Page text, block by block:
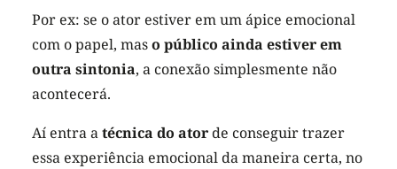
Por ex: se o ator estiver em um ápice emocional
com o papel, maso público ainda estiver em
outra sintonia, a conexão simplesmente não
acontecerá.
Aí entra atécnica do atorde conseguir trazer
essa experiência emocional da maneira certa, no